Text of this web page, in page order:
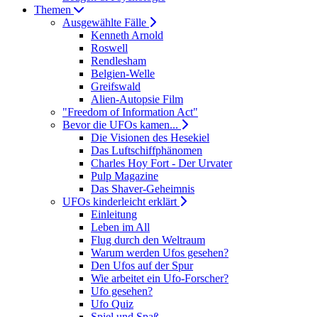
Themen
Ausgewählte Fälle
Kenneth Arnold
Roswell
Rendlesham
Belgien-Welle
Greifswald
Alien-Autopsie Film
"Freedom of Information Act"
Bevor die UFOs kamen...
Die Visionen des Hesekiel
Das Luftschiffphänomen
Charles Hoy Fort - Der Urvater
Pulp Magazine
Das Shaver-Geheimnis
UFOs kinderleicht erklärt
Einleitung
Leben im All
Flug durch den Weltraum
Warum werden Ufos gesehen?
Den Ufos auf der Spur
Wie arbeitet ein Ufo-Forscher?
Ufo gesehen?
Ufo Quiz